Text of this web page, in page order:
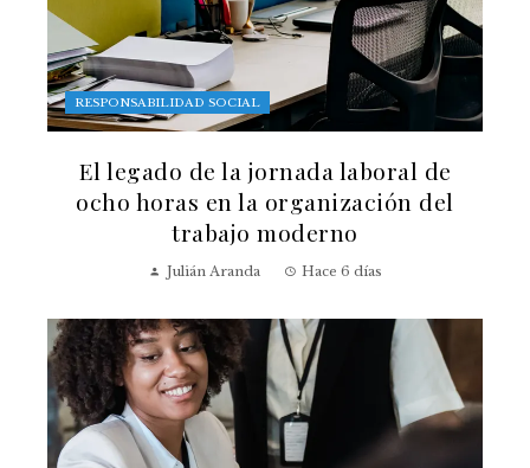
RESPONSABILIDAD SOCIAL
El legado de la jornada laboral de
ocho horas en la organización del
trabajo moderno
Julián Aranda Hace 6 días